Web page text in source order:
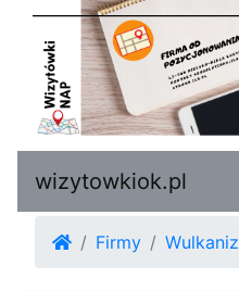
wizytowkiok.pl
Firmy